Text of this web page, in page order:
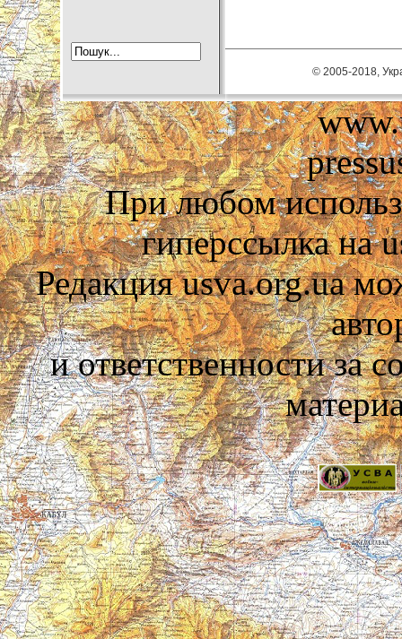
© 2005-2018,
При любом
гиперссылка на
Редакция usva.org.ua
и ответственности за